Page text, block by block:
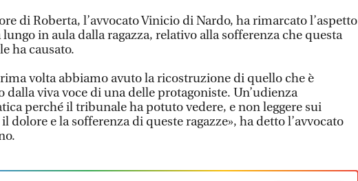
di Roberta, l’avvocato Vinicio di Nardo, ha rimarcato l’aspetto
in aula dalla ragazza, relativo alla sofferenza che questa
ha causato.
volta abbiamo avuto la ricostruzione di quello che è
dalla viva voce di una delle protagoniste. Un’udienza
perché il tribunale ha potuto vedere, e non leggere sui
dolore e la sofferenza di queste ragazze», ha detto l’avvocato